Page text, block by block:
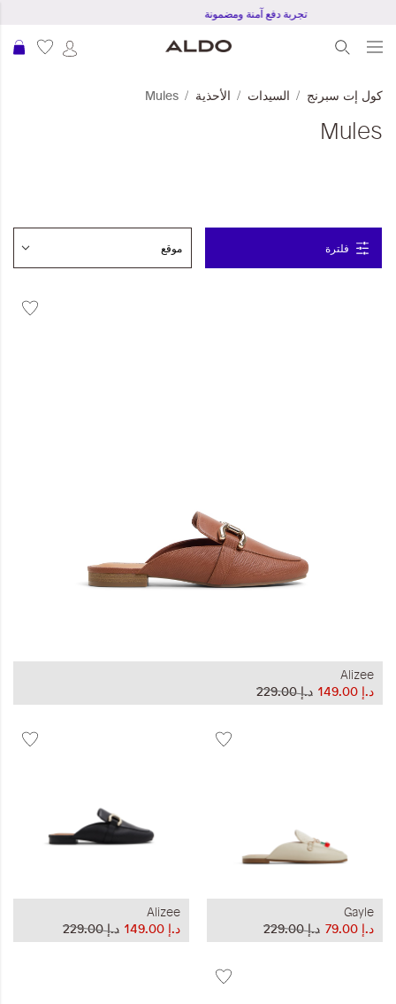
تجربة دفع آمنة ومضمونة
ملابس العمل
Leather Collection
كول إت سبرنج السيدات الأحذية Mules
Mules
فلترة
Alizee
د.إ‏ 229.00
د.إ‏ 149.00
Gayle
د.إ‏ 229.00
د.إ‏ 79.00
Alizee
د.إ‏ 229.00
د.إ‏ 149.00